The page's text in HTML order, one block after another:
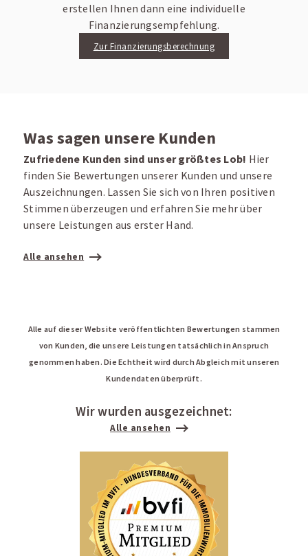
erstellen Ihnen dann eine individuelle
Finanzierungsempfehlung.
Zur Finanzierungsberechnung
Was sagen unsere Kunden
Zufriedene Kunden sind unser größtes Lob! Hier
finden Sie Bewertungen unserer Kunden und unsere
Auszeichnungen. Lassen Sie sich von Ihren positiven
Stimmen überzeugen und erfahren Sie mehr über
unsere Leistungen aus erster Hand.
Alle ansehen
Alle auf dieser Website veröffentlichten Bewertungen stammen
von Kunden, die unsere Leistungen tatsächlich in Anspruch
genommen haben. Die Echtheit wird durch Abgleich mit unseren
Kundendaten überprüft.
Wir wurden ausgezeichnet:
Alle ansehen